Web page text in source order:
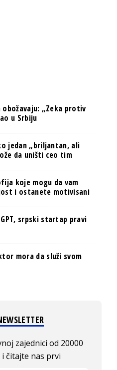
„Zeka protiv
u Srbiju
jedan „briljantan, ali
da uništi ceo tim
koje mogu da vam
i ostanete motivisani
srpski startap pravi
mora da služi svom
zajednici od 20000
čitajte nas prvi